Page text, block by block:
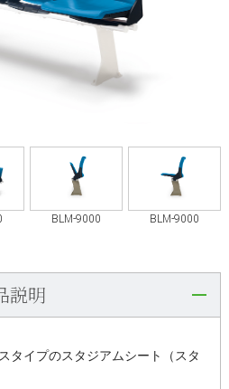
BLM-9000 BLM-9000
説明
タイプのスタジアムシート（スタ